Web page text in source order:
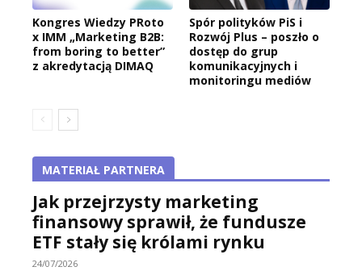
Kongres Wiedzy PRoto
x IMM „Marketing B2B:
from boring to better”
z akredytacją DIMAQ
Spór polityków PiS i
Rozwój Plus – poszło o
dostęp do grup
komunikacyjnych i
monitoringu mediów
MATERIAŁ PARTNERA
Jak przejrzysty marketing
finansowy sprawił, że fundusze
ETF stały się królami rynku
24/07/2026